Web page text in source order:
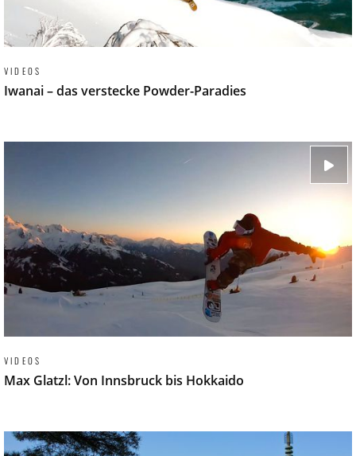
VIDEOS
Iwanai – das verstecke Powder-Paradies
VIDEOS
Max Glatzl: Von Innsbruck bis Hokkaido